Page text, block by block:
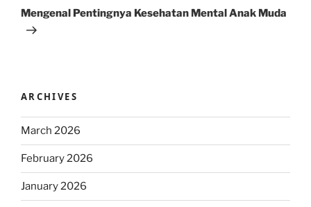
Post
Mengenal Pentingnya Kesehatan Mental Anak Muda
ARCHIVES
March 2026
February 2026
January 2026